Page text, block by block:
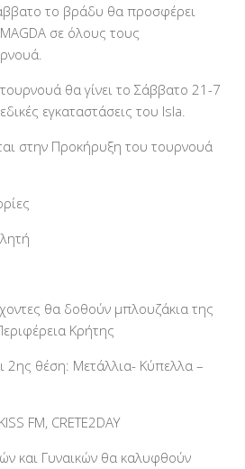
το βράδυ θα προσφέρει
σε όλους τους
θα γίνει το Σάββατο 21-7
εγκαταστάσεις του Isla.
στην Προκήρυξη του τουρνουά
θα δοθούν μπλουζάκια της
Κρήτης
2ης θέση: Μετάλλια- Κύπελλα –
FM, CRETE2DAY
και Γυναικών θα καλυφθούν